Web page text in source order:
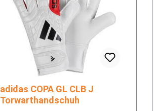
adidas COPA GL CLB J
Torwarthandschuh